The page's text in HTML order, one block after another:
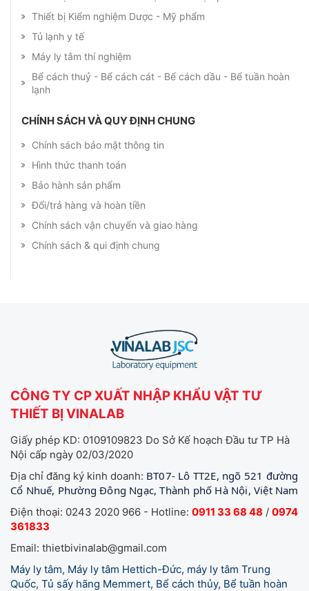
Thiết bị Kiểm nghiệm Dược - Mỹ phẩm
Tủ lạnh y tế
Máy ly tâm thí nghiệm
Bể cách thuỷ - Bể cách cát - Bể cách dầu - Bể tuần hoàn
lạnh
CHÍNH SÁCH VÀ QUY ĐỊNH CHUNG
Chính sách bảo mật thông tin
Hình thức thanh toán
Bảo hành sản phẩm
Đổi/trả hàng và hoàn tiền
Chính sách vận chuyển và giao hàng
Chính sách & qui định chung
CÔNG TY CP XUẤT NHẬP KHẨU VẬT TƯ
THIẾT BỊ VINALAB
Giấy phép KD: 0109109823 Do Sở Kế hoạch Đầu tư TP Hà
Nội cấp ngày 02/03/2020
Địa chỉ đăng ký kinh doanh: BT07- Lô TT2E, ngõ 521 đường
Cổ Nhuế, Phường Đông Ngạc, Thành phố Hà Nội, Việt Nam
Điện thoại: 0243 2020 966 - Hotline: 0911 33 68 48 / 0974
361833
Email: thietbivinalab@gmail.com
Máy ly tâm, Máy ly tâm Hettich-Đức, máy ly tâm Trung
Quốc, Tủ sấy hãng Memmert, Bể cách thủy, Bể tuần hoàn